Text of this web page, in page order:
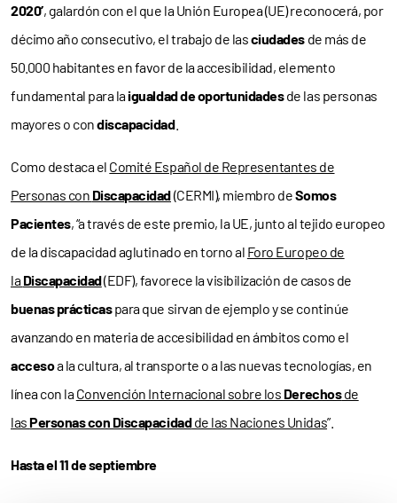
2020’, galardón con el que la Unión Europea (UE) reconocerá, por
décimo año consecutivo, el trabajo de lasciudades de más de
50.000 habitantes en favor de la accesibilidad, elemento
fundamental para laigualdad de oportunidadesde las personas
mayores o condiscapacidad.
Como destaca el Comité Español de Representantes de
Personas con Discapacidad(CERMI), miembro deSomos
Pacientes, “a través de este premio, la UE, junto al tejido europeo
de la discapacidad aglutinado en torno al Foro Europeo de
laDiscapacidad(EDF), favorece la visibilización de casos de
buenas prácticaspara que sirvan de ejemplo y se continúe
avanzando en materia de accesibilidad en ámbitos como el
accesoa la cultura, al transporte o a las nuevas tecnologías, en
línea con laConvención Internacional sobre los Derechosde
lasPersonas con Discapacidadde las Naciones Unidas”.
Hasta el 11 de septiembre